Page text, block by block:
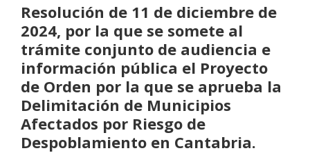
Resolución de 11 de diciembre de
2024, por la que se somete al
trámite conjunto de audiencia e
información pública el Proyecto
de Orden por la que se aprueba la
Delimitación de Municipios
Afectados por Riesgo de
Despoblamiento en Cantabria.